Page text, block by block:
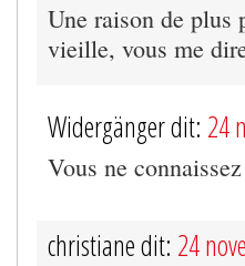
Une raison de plus
vieille, vous me
Widergänger dit: 24
Vous ne
christiane dit: 24